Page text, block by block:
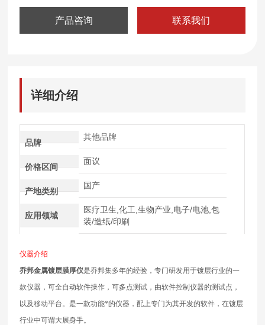
产品咨询 联系我们
详细介绍
品牌
其他品牌
价格区间
面议
产地类别
国产
应用领域
医疗卫生,化工,生物产业,电子/电池,包
装/造纸/印刷
仪器介绍
乔邦金属镀层膜厚仪是乔邦集多年的经验，专门研发用于镀层行业的一
款仪器，可全自动软件操作，可多点测试，由软件控制仪器的测试点，
以及移动平台。是一款功能*的仪器，配上专门为其开发的软件，在镀层
行业中可谓大展身手。